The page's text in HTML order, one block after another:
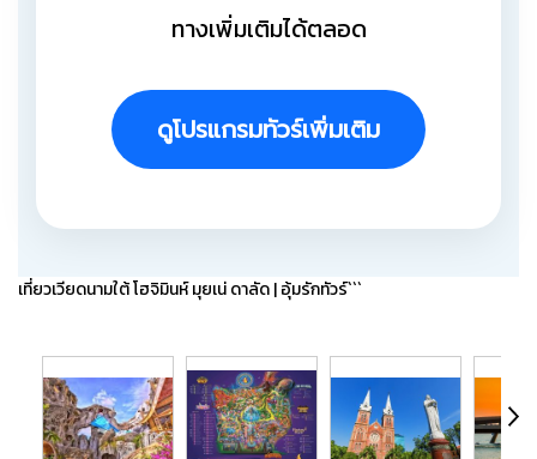
ทางเพิ่มเติมได้ตลอด
ดูโปรแกรมทัวร์เพิ่มเติม
เที่ยวเวียดนามใต้ โฮจิมินห์ มุยเน่ ดาลัด | อุ้มรักทัวร์```